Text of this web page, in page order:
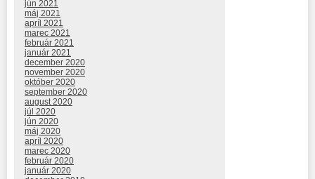
jún 2021
máj 2021
apríl 2021
marec 2021
február 2021
január 2021
december 2020
november 2020
október 2020
september 2020
august 2020
júl 2020
jún 2020
máj 2020
apríl 2020
marec 2020
február 2020
január 2020